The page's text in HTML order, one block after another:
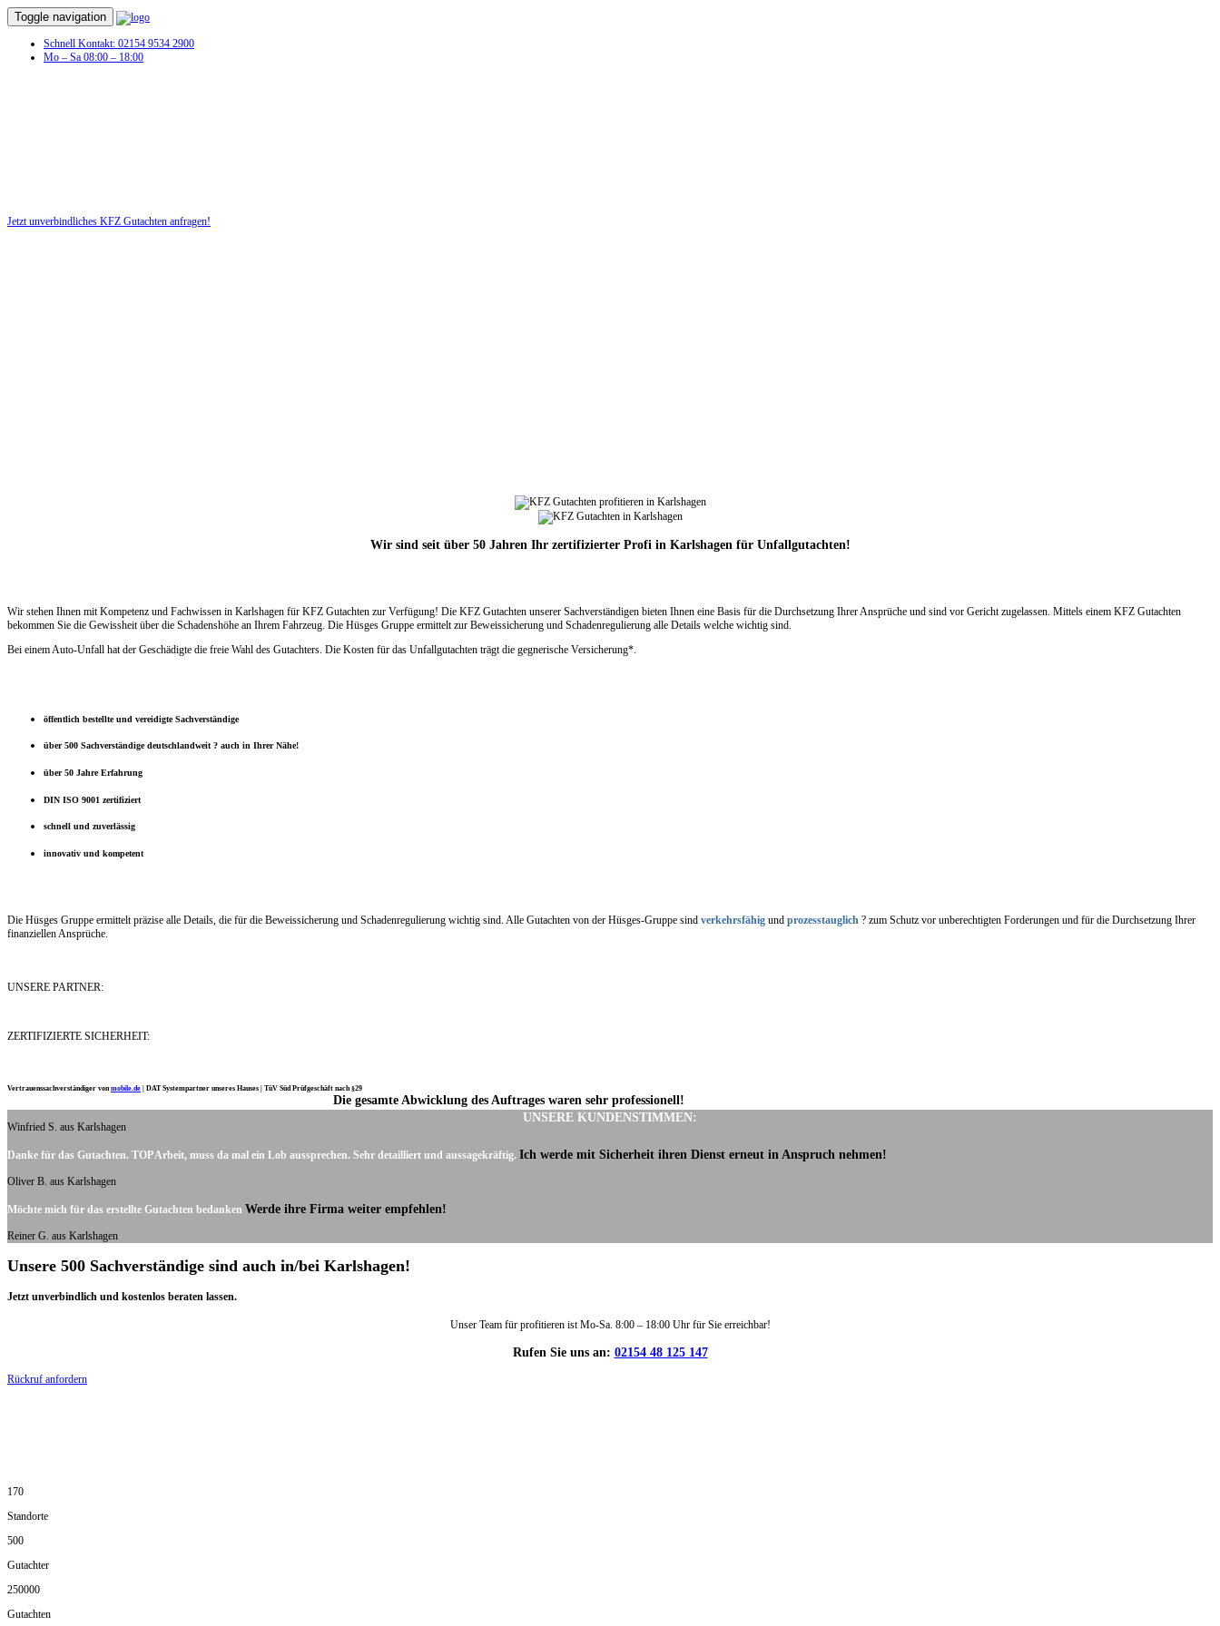
Toggle navigation
Schnell Kontakt: 02154 9534 2900
Mo – Sa 08:00 – 18:00
Jetzt unverbindliches KFZ Gutachten anfragen!
Wir sind seit über 50 Jahren Ihr zertifizierter Profi in Karlshagen für Unfallgutachten!
Wir stehen Ihnen mit Kompetenz und Fachwissen in Karlshagen für KFZ Gutachten zur Verfügung! Die KFZ Gutachten unserer Sachverständigen bieten Ihnen eine Basis für die Durchsetzung Ihrer Ansprüche und sind vor Gericht zugelassen. Mittels einem KFZ Gutachten
bekommen Sie die Gewissheit über die Schadenshöhe an Ihrem Fahrzeug. Die Hüsges Gruppe ermittelt zur Beweissicherung und Schadenregulierung alle Details welche wichtig sind.
Bei einem Auto-Unfall hat der Geschädigte die freie Wahl des Gutachters. Die Kosten für das Unfallgutachten trägt die gegnerische Versicherung*.
öffentlich bestellte und vereidigte Sachverständige
über 500 Sachverständige deutschlandweit ? auch in Ihrer Nähe!
über 50 Jahre Erfahrung
DIN ISO 9001 zertifiziert
schnell und zuverlässig
innovativ und kompetent
Die Hüsges Gruppe ermittelt präzise alle Details, die für die Beweissicherung und Schadenregulierung wichtig sind. Alle Gutachten von der Hüsges-Gruppe sind verkehrsfähig und prozesstauglich ? zum Schutz vor unberechtigten Forderungen und für die Durchsetzung Ihrer
finanziellen Ansprüche.
UNSERE PARTNER:
ZERTIFIZIERTE SICHERHEIT:
Vertrauenssachverständiger vonmobile.de DAT Systempartner unseres Hauses | TüV Süd Prüfgeschäft nach §29
UNSERE KUNDENSTIMMEN:
Die gesamte Abwicklung des Auftrages waren sehr professionell!
Winfried S. aus Karlshagen
Danke für das Gutachten. TOP Arbeit, muss da mal ein Lob aussprechen. Sehr detailliert und aussagekräftig. Ich werde mit Sicherheit ihren Dienst erneut in Anspruch nehmen!
Oliver B. aus Karlshagen
Möchte mich für das erstellte Gutachten bedanken Werde ihre Firma weiter empfehlen!
Reiner G. aus Karlshagen
Unsere 500 Sachverständige sind auch in/bei Karlshagen!
Jetzt unverbindlich und kostenlos beraten lassen.
Unser Team für profitieren ist Mo-Sa. 8:00 – 18:00 Uhr für Sie erreichbar!
Rufen Sie uns an: 02154 48 125 147
Rückruf anfordern
170
Standorte
500
Gutachter
250000
Gutachten